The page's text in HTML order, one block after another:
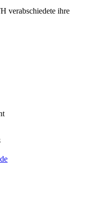
verabschiedete ihre